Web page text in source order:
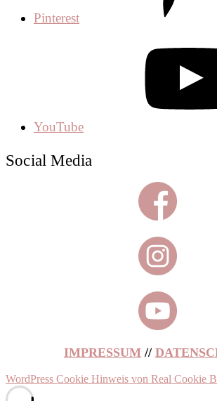
Pinterest
YouTube
Social Media
IMPRESSUM //
WordPress Cookie Hinweis von Real Cookie